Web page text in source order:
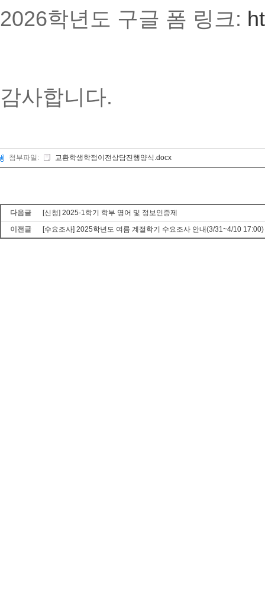
2026학년도 구글 폼 링크:
감사합니다.
첨부파일: 교환학생학점이전상담진행양식.docx
다음글
[신청] 2025-1학기 학부 영어 및 정보인증제
이전글
[수요조사] 2025학년도 여름 계절학기 수요조사 안내(3/31~4/10 17:00)